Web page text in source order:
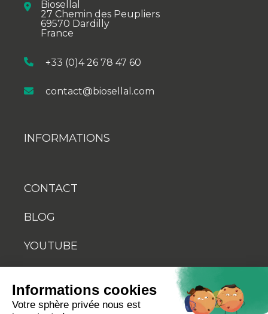
Biosellal
27 Chemin des Peupliers
69570 Dardilly
France
+33 (0)4 26 78 47 60
contact@biosellal.com
INFORMATIONS
CONTACT
BLOG
YOUTUBE
Informations cookies
Votre sphère privée nous est